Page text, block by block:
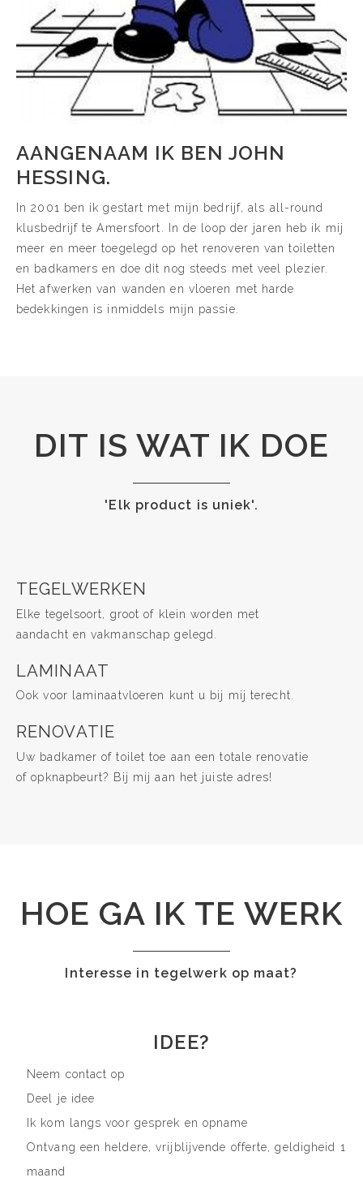
AANGENAAM IK BEN JOHN
HESSING.
In 2001 ben ik gestart met mijn bedrijf, als all-round
klusbedrijf te Amersfoort. In de loop der jaren heb ik mij
meer en meer toegelegd op het renoveren van toiletten
en badkamers en doe dit nog steeds met veel plezier.
Het afwerken van wanden en vloeren met harde
bedekkingen is inmiddels mijn passie.
DIT IS WAT IK DOE
'Elk product is uniek'.
TEGELWERKEN
Elke tegelsoort, groot of klein worden met
aandacht en vakmanschap gelegd.
LAMINAAT
Ook voor laminaatvloeren kunt u bij mij terecht.
RENOVATIE
Uw badkamer of toilet toe aan een totale renovatie
of opknapbeurt? Bij mij aan het juiste adres!
HOE GA IK TE WERK
Interesse in tegelwerk op maat?
IDEE?
Neem contact op
Deel je idee
Ik kom langs voor gesprek en opname
Ontvang een heldere, vrijblijvende offerte, geldigheid 1
maand